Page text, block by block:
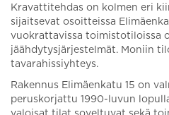
Kravattitehdas on kolmen eri
sijaitsevat osoitteissa
vuokrattavissa toimistotiloissa
jäähdytysjärjestelmät. Moniin
tavarahissiyhteys.
Rakennus Elimäenkatu 15 on
peruskorjattu 1990-luvun